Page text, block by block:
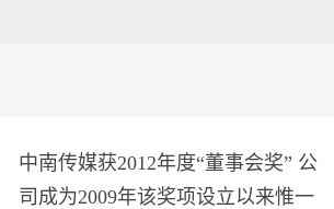
中南传媒获2012年度“董事会奖” 公
司成为2009年该奖项设立以来惟一